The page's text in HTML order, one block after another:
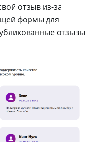
отзыв из-за
формы для
отзывы